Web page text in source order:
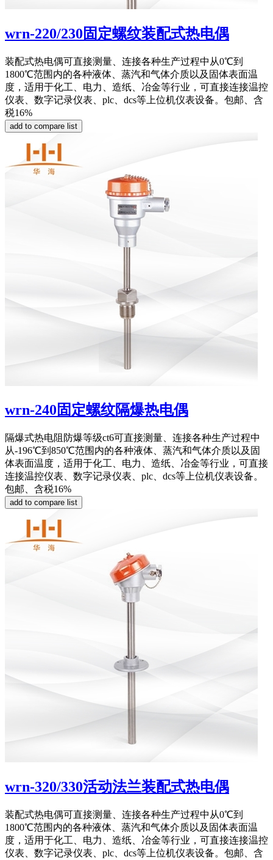
wrn-220/230固定螺纹装配式热电偶
装配式热电偶可直接测量、连接各种生产过程中从0℃到
1800℃范围内的各种液体、蒸汽和气体介质以及固体表面温
度，适用于化工、电力、造纸、冶金等行业，可直接连接温控
仪表、数字记录仪表、plc、dcs等上位机仪表设备。包邮、含
税16%
wrn-240固定螺纹隔爆热电偶
隔爆式热电阻防爆等级ct6可直接测量、连接各种生产过程中
从-196℃到850℃范围内的各种液体、蒸汽和气体介质以及固
体表面温度，适用于化工、电力、造纸、冶金等行业，可直接
连接温控仪表、数字记录仪表、plc、dcs等上位机仪表设备。
包邮、含税16%
wrn-320/330活动法兰装配式热电偶
装配式热电偶可直接测量、连接各种生产过程中从0℃到
1800℃范围内的各种液体、蒸汽和气体介质以及固体表面温
度，适用于化工、电力、造纸、冶金等行业，可直接连接温控
仪表、数字记录仪表、plc、dcs等上位机仪表设备。包邮、含